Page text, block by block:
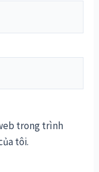
trong trình
tôi.